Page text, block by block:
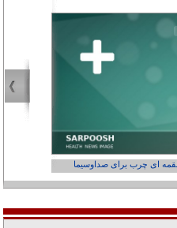
ای چرب برای صداوسیما